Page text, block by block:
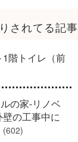
されてる記事
階トイレ（前
の家-リノベ
の工事中に
(602)